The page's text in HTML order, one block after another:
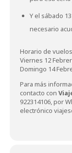
Y el sábado
necesario
Horario de
Viernes 12
Domingo 14
Para más
contacto con
922314106, por
electrónico